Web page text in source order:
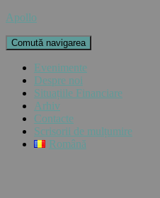
Apollo
Comută navigarea
Evenimente
Despre noi
Situațiile Financiare
Arhiv
Contacte
Scrisorii de mulțumire
Română